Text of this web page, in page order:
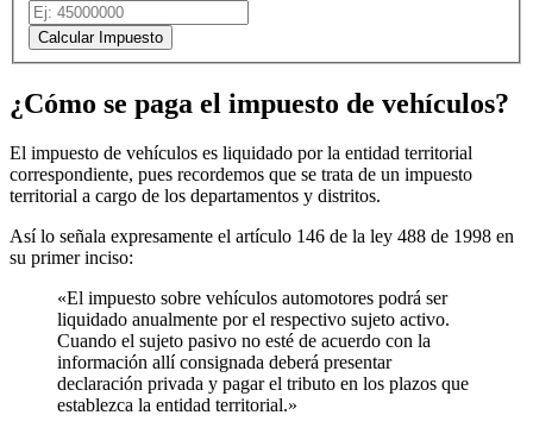
Calcular Impuesto
¿Cómo se paga el impuesto de vehículos?
El impuesto de vehículos es liquidado por la entidad territorial
correspondiente, pues recordemos que se trata de un impuesto
territorial a cargo de los departamentos y distritos.
Así lo señala expresamente el artículo 146 de la ley 488 de 1998 en
su primer inciso:
«El impuesto sobre vehículos automotores podrá ser
liquidado anualmente por el respectivo sujeto activo.
Cuando el sujeto pasivo no esté de acuerdo con la
información allí consignada deberá presentar
declaración privada y pagar el tributo en los plazos que
establezca la entidad territorial.»